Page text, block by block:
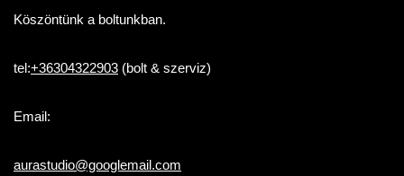
Köszöntünk a boltunkban.
tel:+36304322903 (bolt & szerviz)
Email:
aurastudio@googlemail.com